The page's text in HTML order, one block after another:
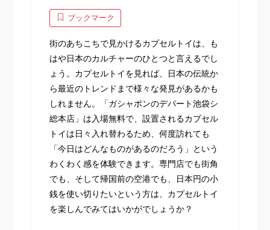
ブックマーク
街のあちこちで見かけるカプセルトイは、も
はや日本のカルチャーのひとつと言えるでし
ょう。カプセルトイを見れば、日本の伝統か
ら最近のトレンドまで様々な発見があるかも
しれません。「ガシャポンのデパート池袋シ
総本店」は入場無料で、設置されるカプセル
トイは日々入れ替わるため、何度訪れても
「今日はどんなものがあるのだろう」という
わくわく感を体験できます。専門店でも街角
でも、そして帰国前の空港でも、日本円の小
銭を使い切りたいという方は、カプセルトイ
を楽しんでみてはいかがでしょうか？